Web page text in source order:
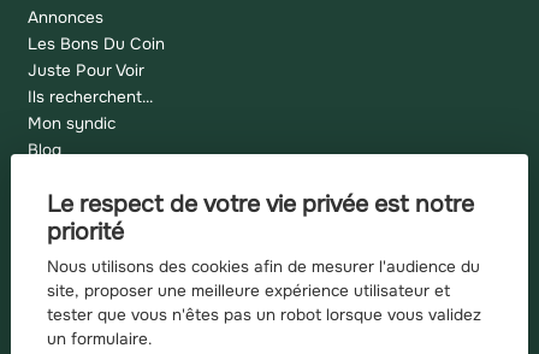
Le respect de votre vie privée est notre
priorité
Nous utilisons des cookies afin de mesurer l'audience du
site, proposer une meilleure expérience utilisateur et
tester que vous n'êtes pas un robot lorsque vous validez
un formulaire.
Annonces
Les Bons Du Coin
Juste Pour Voir
Ils recherchent...
Mon syndic
Blog
Mentions légales
Barème d'honoraires
Recherches fréquentes